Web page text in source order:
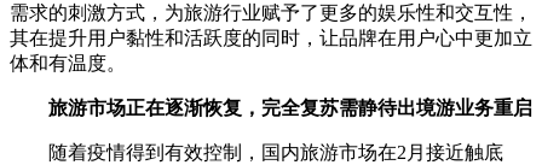
需求的刺激方式，为旅游行业赋予了更多的娱乐性和交互性，
其在提升用户黏性和活跃度的同时，让品牌在用户心中更加立
体和有温度。
旅游市场正在逐渐恢复，完全复苏需静待出境游业务重启
随着疫情得到有效控制，国内旅游市场在2月接近触底